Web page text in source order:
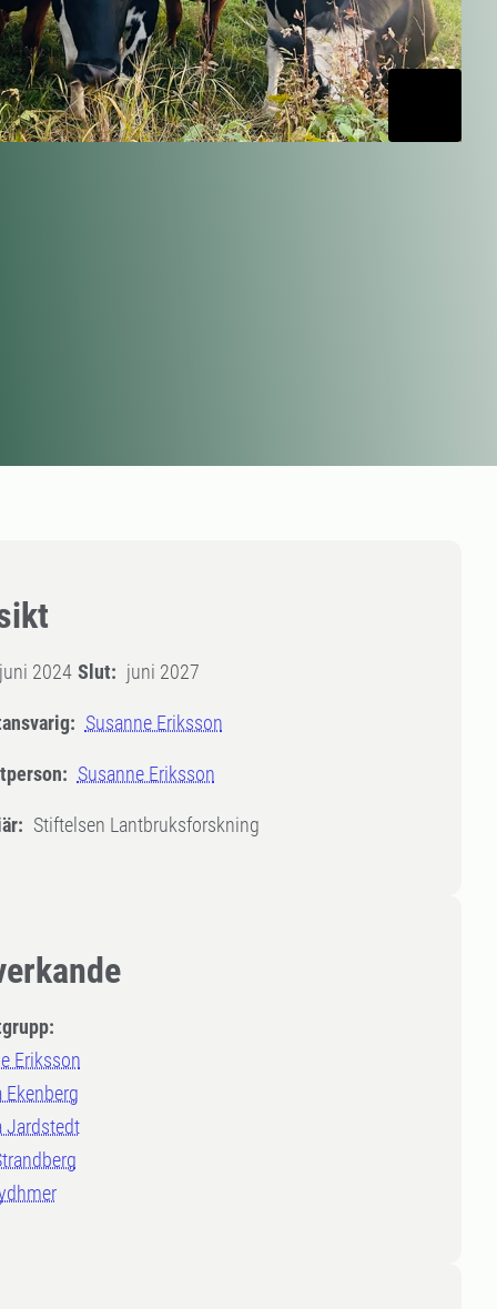
juni 2024 Slut: juni 2027
Susanne Eriksson
Susanne Eriksson
Stiftelsen Lantbruksforskning
Eriksson
Jardstedt